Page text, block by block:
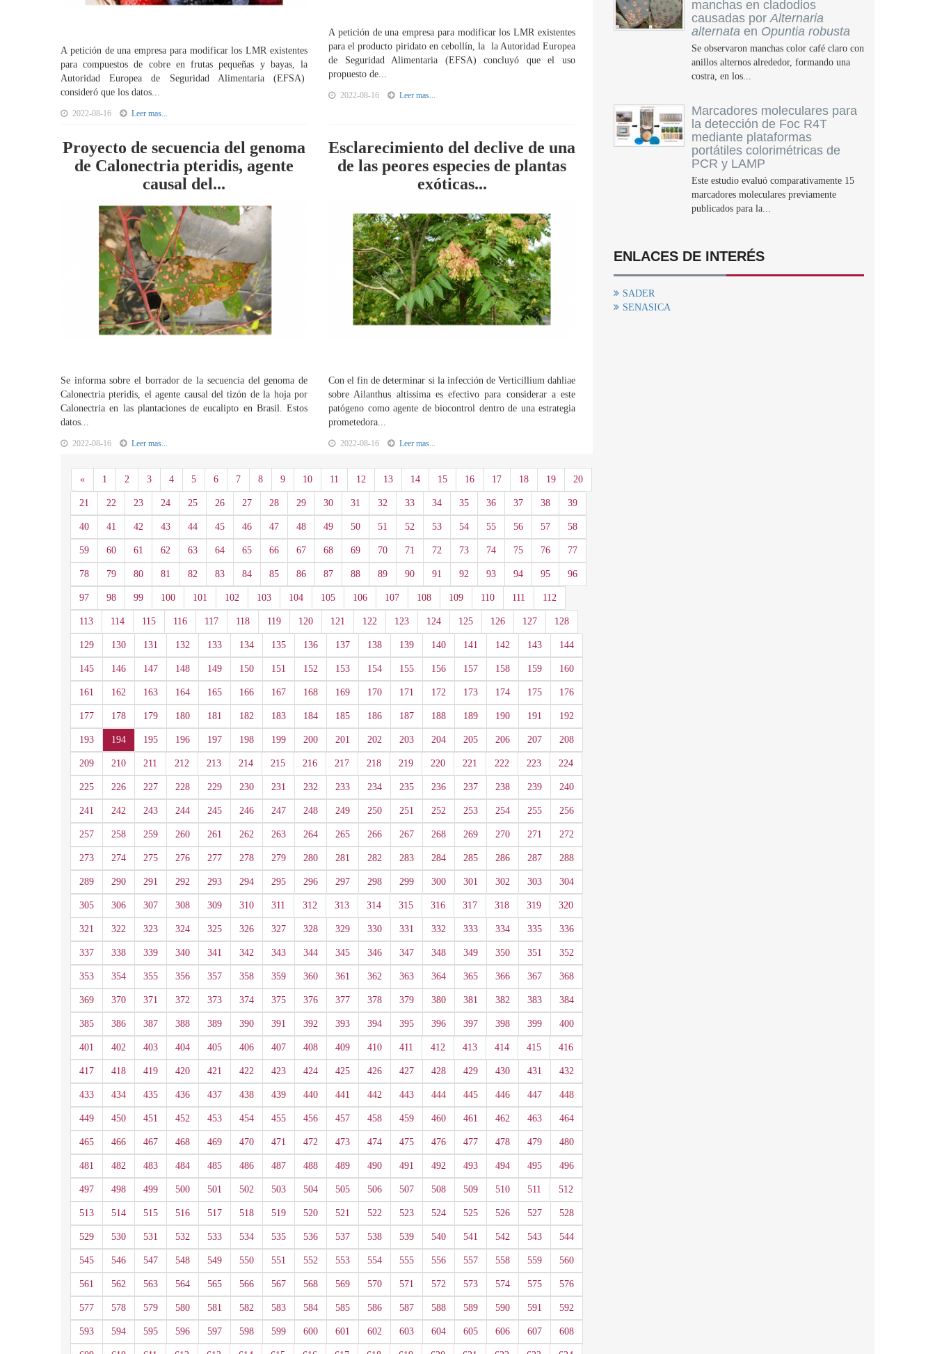
A petición de una empresa para modificar los LMR existentes
para compuestos de cobre en frutas pequeñas y bayas, la
Autoridad Europea de Seguridad Alimentaria (EFSA)
consideró que los datos...
2022-08-16 Leer mas...
A petición de una empresa para modificar los LMR existentes
para el producto piridato en cebollín, la la Autoridad Europea
de Seguridad Alimentaria (EFSA) concluyó que el uso
propuesto de...
2022-08-16 Leer mas...
Proyecto de secuencia del genoma
de Calonectria pteridis, agente
causal del...
Se informa sobre el borrador de la secuencia del genoma de
Calonectria pteridis, el agente causal del tizón de la hoja por
Calonectria en las plantaciones de eucalipto en Brasil. Estos
datos...
2022-08-16 Leer mas...
Esclarecimiento del declive de una
de las peores especies de plantas
exóticas...
Con el fin de determinar si la infección de Verticillium dahliae
sobre Ailanthus altissima es efectivo para considerar a este
patógeno como agente de biocontrol dentro de una estrategia
prometedora...
2022-08-16 Leer mas...
«Anterior
1 2 3 4 5 6 7 8 9 10 11 12 13 14 15 16 17 18 19 20
21 22 23 24 25 26 27 28 29 30 31 32 33 34 35 36 37 38 39
40 41 42 43 44 45 46 47 48 49 50 51 52 53 54 55 56 57 58
59 60 61 62 63 64 65 66 67 68 69 70 71 72 73 74 75 76 77
78 79 80 81 82 83 84 85 86 87 88 89 90 91 92 93 94 95 96
97 98 99 100 101 102 103 104 105 106 107 108 109 110 111 112
113 114 115 116 117 118 119 120 121 122 123 124 125 126 127 128
129 130 131 132 133 134 135 136 137 138 139 140 141 142 143 144
145 146 147 148 149 150 151 152 153 154 155 156 157 158 159 160
161 162 163 164 165 166 167 168 169 170 171 172 173 174 175 176
177 178 179 180 181 182 183 184 185 186 187 188 189 190 191 192
193 194 195 196 197 198 199 200 201 202 203 204 205 206 207 208
209 210 211 212 213 214 215 216 217 218 219 220 221 222 223 224
225 226 227 228 229 230 231 232 233 234 235 236 237 238 239 240
241 242 243 244 245 246 247 248 249 250 251 252 253 254 255 256
257 258 259 260 261 262 263 264 265 266 267 268 269 270 271 272
273 274 275 276 277 278 279 280 281 282 283 284 285 286 287 288
289 290 291 292 293 294 295 296 297 298 299 300 301 302 303 304
305 306 307 308 309 310 311 312 313 314 315 316 317 318 319 320
321 322 323 324 325 326 327 328 329 330 331 332 333 334 335 336
337 338 339 340 341 342 343 344 345 346 347 348 349 350 351 352
353 354 355 356 357 358 359 360 361 362 363 364 365 366 367 368
369 370 371 372 373 374 375 376 377 378 379 380 381 382 383 384
385 386 387 388 389 390 391 392 393 394 395 396 397 398 399 400
401 402 403 404 405 406 407 408 409 410 411 412 413 414 415 416
417 418 419 420 421 422 423 424 425 426 427 428 429 430 431 432
433 434 435 436 437 438 439 440 441 442 443 444 445 446 447 448
449 450 451 452 453 454 455 456 457 458 459 460 461 462 463 464
465 466 467 468 469 470 471 472 473 474 475 476 477 478 479 480
481 482 483 484 485 486 487 488 489 490 491 492 493 494 495 496
497 498 499 500 501 502 503 504 505 506 507 508 509 510 511 512
513 514 515 516 517 518 519 520 521 522 523 524 525 526 527 528
529 530 531 532 533 534 535 536 537 538 539 540 541 542 543 544
545 546 547 548 549 550 551 552 553 554 555 556 557 558 559 560
561 562 563 564 565 566 567 568 569 570 571 572 573 574 575 576
577 578 579 580 581 582 583 584 585 586 587 588 589 590 591 592
593 594 595 596 597 598 599 600 601 602 603 604 605 606 607 608
manchas en cladodios
causadas porAlternaria
alternata en Opuntia robusta
Se observaron manchas color café claro con
anillos alternos alrededor, formando una
costra, en los...
Marcadores moleculares para
la detección de Foc R4T
mediante plataformas
portátiles colorimétricas de
PCR y LAMP
Este estudio evaluó comparativamente 15
marcadores moleculares previamente
publicados para la...
ENLACES DE INTERÉS
SADER
SENASICA